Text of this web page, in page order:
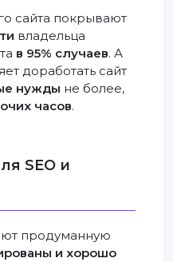
сайта покрывают
владельца
в 95% случаев. А
доработать сайт
нужды не более,
часов.
SEO и
продуманную
и хорошо